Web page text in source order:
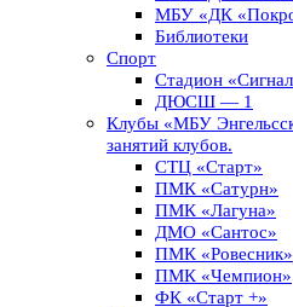
МБУ «ДК
Библиотеки
Спорт
Стадион
ДЮСШ — 1
Клубы «МБУ
занятий клубов.
СТЦ «Старт»
ПМК «Сатурн»
ПМК «Лагуна»
ДМО «Сантос»
ПМК «Ровесник»
ПМК «Чемпион»
ФК «Старт +»